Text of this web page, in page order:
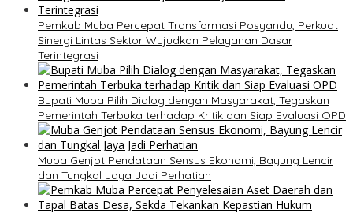
Pemkab Muba Percepat Transformasi Posyandu, Perkuat
Sinergi Lintas Sektor Wujudkan Pelayanan Dasar
Terintegrasi
Bupati Muba Pilih Dialog dengan Masyarakat, Tegaskan
Pemerintah Terbuka terhadap Kritik dan Siap Evaluasi OPD
Muba Genjot Pendataan Sensus Ekonomi, Bayung Lencir
dan Tungkal Jaya Jadi Perhatian